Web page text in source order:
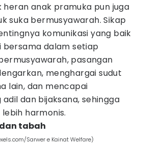
heran anak pramuka pun juga
suka bermusyawarah. Sikap
komunikasi yang baik
bersama dalam setiap
pasangan
menghargai sudut
lain, dan mencapai
dan bijaksana, sehingga
harmonis.
tabah
Sarwer e Kainat Welfare)